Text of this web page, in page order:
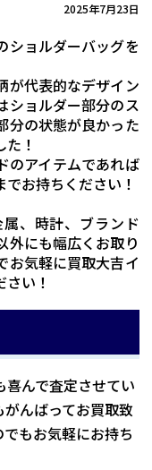
2025年7月23日
ショルダーバッグを
が代表的なデザイン
ショルダー部分のス
分の状態が良かった
！
のアイテムであれば
お持ちください！
、時計、ブランド
外にも幅広くお取り
お気軽に買取大吉イ
い！
喜んで査定させてい
んばってお買取致
もお気軽にお持ち